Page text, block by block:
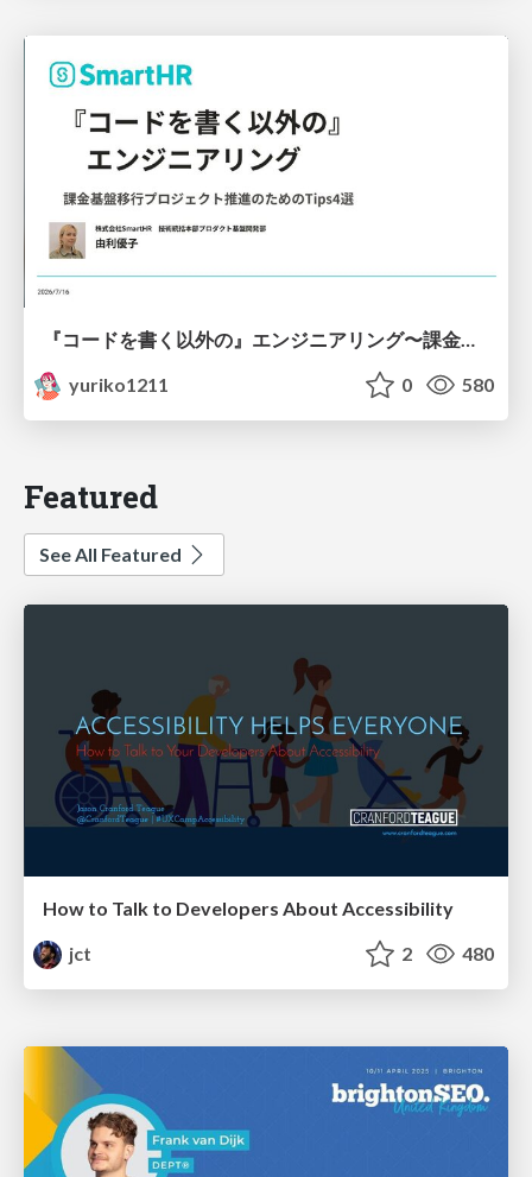
『コードを書く以外の』エンジニアリング〜課金基盤移行プロジェクト推進のためのTips4選
yuriko1211
0 580
Featured
See All Featured
How to Talk to Developers About Accessibility
jct
2 480